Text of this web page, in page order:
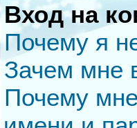
Вход на
Почему я
Зачем мне
Почему